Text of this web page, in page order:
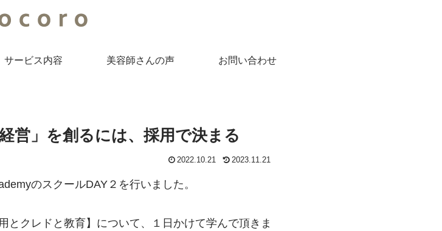
サービス内容 美容師さんの声 お問い合わせ
営」を創るには、採用で決まる
2022.10.21 2023.11.21
のスクールDAY２を行いました。
とクレドと教育】について、１日かけて学んで頂きま